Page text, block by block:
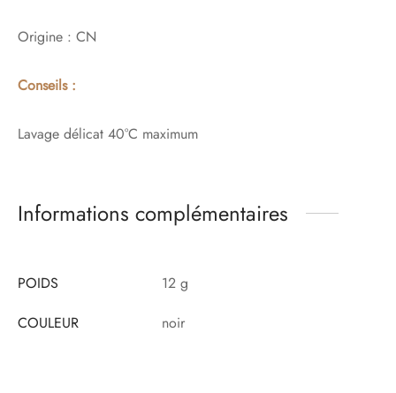
Origine : CN
Conseils :
Lavage délicat 40°C maximum
Informations complémentaires
POIDS
12 g
COULEUR
noir